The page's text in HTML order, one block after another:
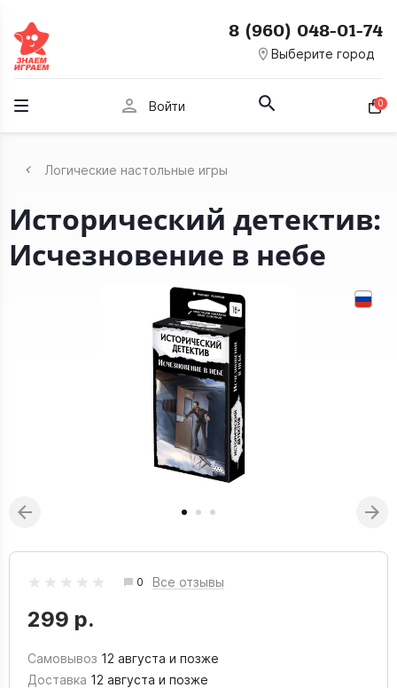
room Выберите город
8 (960) 048-01-74
person Войти 0
Логические настольные игры
Исторический детектив:
Исчезновение в небе
0 Все отзывы
299 р.
Самовывоз 12 августа и позже
Доставка 12 августа и позже